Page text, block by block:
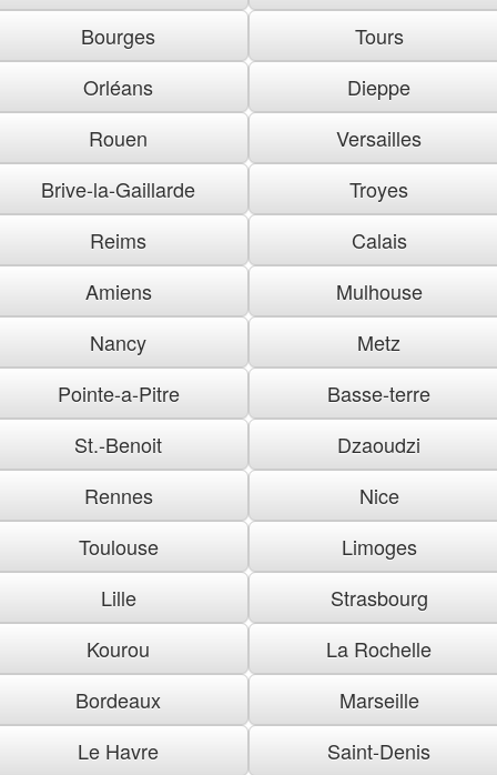
Bourges
Tours
Orléans
Dieppe
Rouen
Versailles
Brive-la-Gaillarde
Troyes
Reims
Calais
Amiens
Mulhouse
Nancy
Metz
Pointe-a-Pitre
Basse-terre
St.-Benoit
Dzaoudzi
Rennes
Nice
Toulouse
Limoges
Lille
Strasbourg
Kourou
La Rochelle
Bordeaux
Marseille
Le Havre
Saint-Denis